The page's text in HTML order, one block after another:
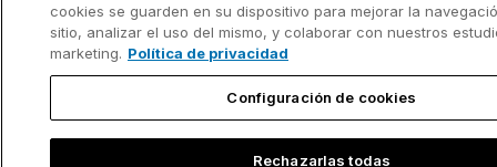
cookies se guarden en su dispositivo para mejorar la
sitio, analizar el uso del mismo, y colaborar con nuestros
marketing. Política de privacidad
Configuración de cookies
Rechazarlas todas